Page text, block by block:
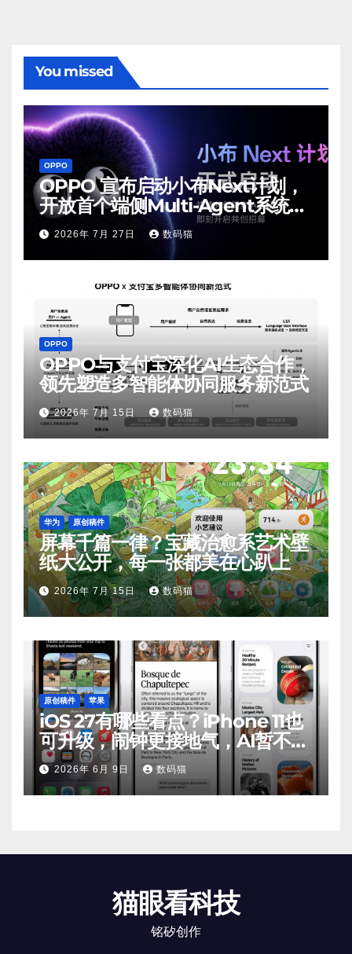
You missed
OPPO
OPPO 宣布启动小布Next计划，
开放首个端侧Multi-Agent系统内
测2026年 7月 27日 数码猫
OPPO
OPPO与支付宝深化AI生态合作，
领先塑造多智能体协同服务新范式
2026年 7月 15日 数码猫
华为 原创稿件
屏幕千篇一律？宝藏治愈系艺术壁
纸大公开，每一张都美在心趴上
2026年 7月 15日 数码猫
原创稿件 苹果
iOS 27有哪些看点？iPhone 11也
可升级，闹钟更接地气，AI暂不支
持2026年 6月 9日 数码猫
猫眼看科技
铭矽创作